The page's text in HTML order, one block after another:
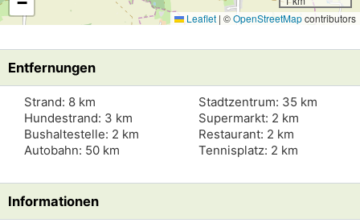
Leaflet | ©OpenStreetMapcontributors
Entfernungen
Strand: 8 km
Hundestrand: 3 km
Bushaltestelle: 2 km
Autobahn: 50 km
Stadtzentrum: 35 km
Supermarkt: 2 km
Restaurant: 2 km
Tennisplatz: 2 km
Informationen